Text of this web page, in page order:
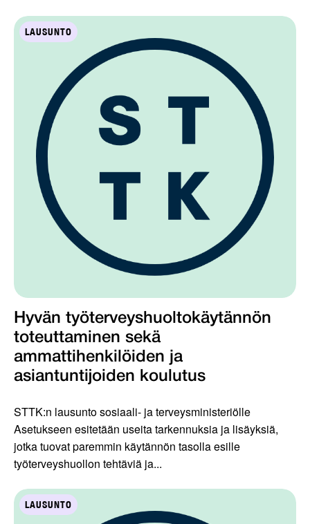
LAUSUNTO
Hyvän työterveyshuoltokäytännön
toteuttaminen sekä
ammattihenkilöiden ja
asiantuntijoiden koulutus
STTK:n lausunto sosiaali- ja terveysministeriölle
Asetukseen esitetään useita tarkennuksia ja lisäyksiä,
jotka tuovat paremmin käytännön tasolla esille
työterveyshuollon tehtäviä ja...
LAUSUNTO